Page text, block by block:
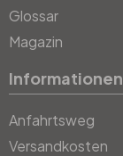
Glossar
Magazin
Informationen
Anfahrtsweg
Versandkosten